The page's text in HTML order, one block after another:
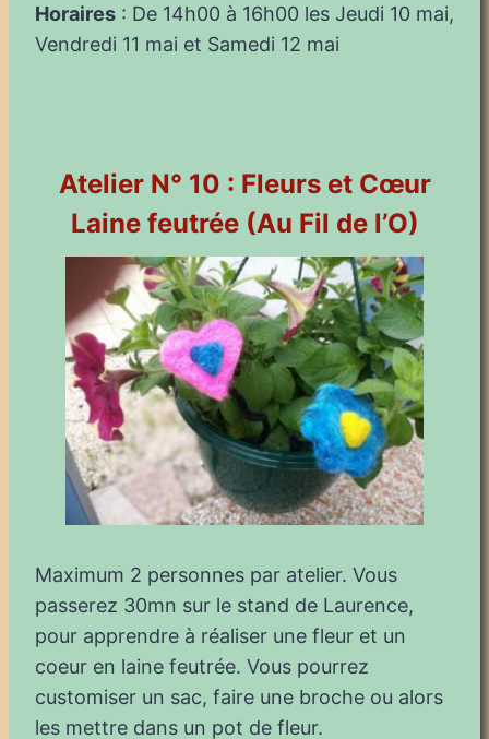
Horaires : De 14h00 à 16h00 les Jeudi 10 mai,
Vendredi 11 mai et Samedi 12 mai
Atelier N° 10 : Fleurs et Cœur
Laine feutrée (Au Fil de l’O)
Maximum 2 personnes par atelier. Vous
passerez 30mn sur le stand de Laurence,
pour apprendre à réaliser une fleur et un
coeur en laine feutrée. Vous pourrez
customiser un sac, faire une broche ou alors
les mettre dans un pot de fleur.